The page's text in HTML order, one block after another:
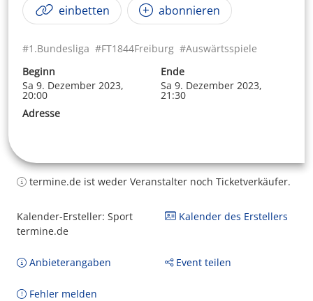
einbetten abonnieren
#1.Bundesliga #FT1844Freiburg #Auswärtsspiele
Beginn
Sa 9. Dezember 2023,
20:00
Ende
Sa 9. Dezember 2023,
21:30
Adresse
termine.de ist weder Veranstalter noch Ticketverkäufer.
Kalender-Ersteller: Sport
termine.de
Kalender des Erstellers
Anbieterangaben Event teilen
Fehler melden